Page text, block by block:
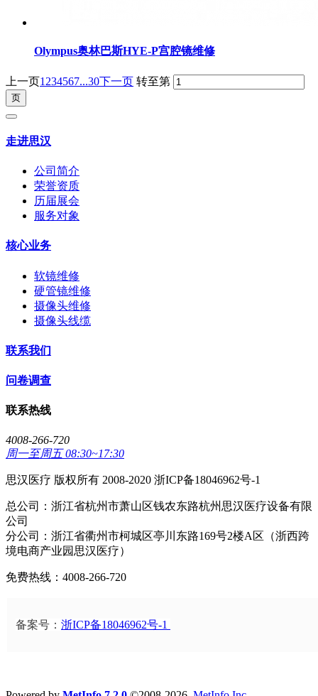
Olympus奥林巴斯HYE-P宫腔镜维修
上一页1 234567...30下一页 转至第
走进思汉
公司简介
荣誉资质
历届展会
服务对象
核心业务
软镜维修
硬管镜维修
摄像头维修
摄像头线缆
联系我们
问卷调查
联系热线
4008-266-720
周一至周五 08:30~17:30
思汉医疗 版权所有 2008-2020 浙ICP备18046962号-1
总公司：浙江省杭州市萧山区钱农东路杭州思汉医疗设备有限
公司
分公司：浙江省衢州市柯城区亭川东路169号2楼A区（浙西跨
境电商产业园思汉医疗）
免费热线：4008-266-720
备案号： 浙ICP备18046962号-1